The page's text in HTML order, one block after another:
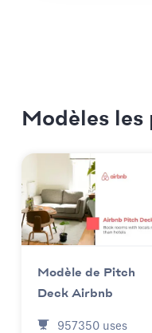
Modèles
Modèle de Pitch
Deck Airbnb
957350 uses